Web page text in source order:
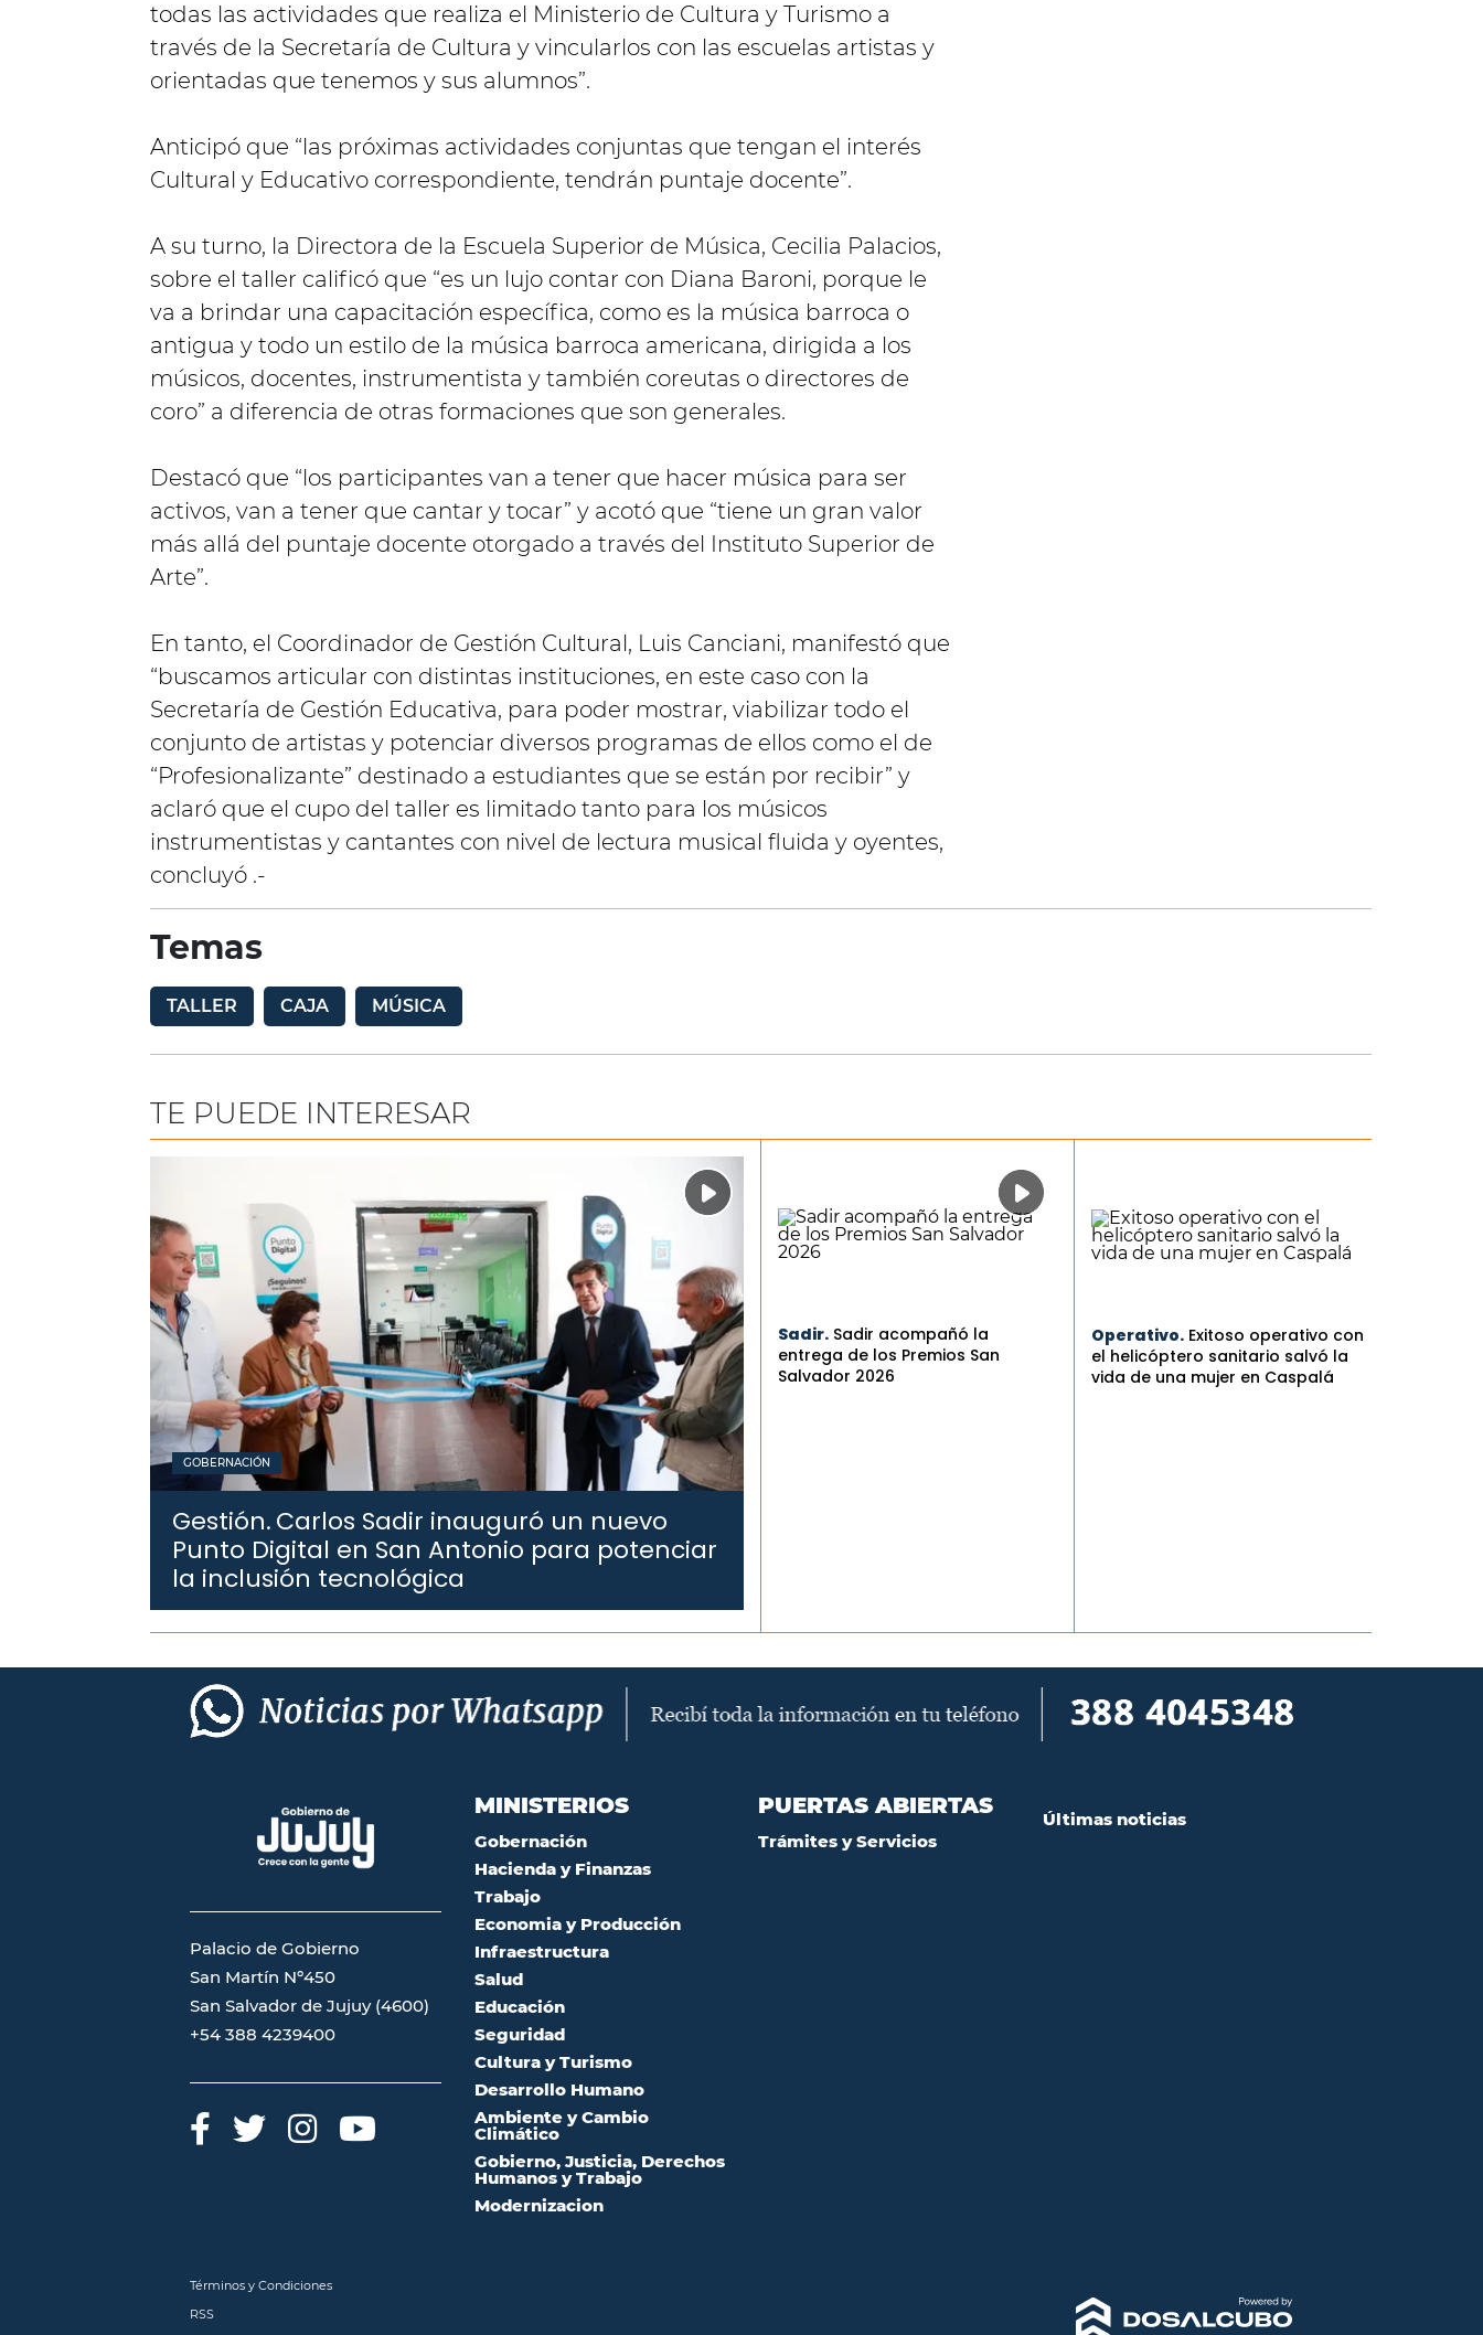
todas las actividades que realiza el Ministerio de Cultura y Turismo a
través de la Secretaría de Cultura y vincularlos con las escuelas artistas y
orientadas que tenemos y sus alumnos”.
Anticipó que “las próximas actividades conjuntas que tengan el interés
Cultural y Educativo correspondiente, tendrán puntaje docente”.
A su turno, la Directora de la Escuela Superior de Música, Cecilia Palacios,
sobre el taller calificó que “es un lujo contar con Diana Baroni, porque le
va a brindar una capacitación específica, como es la música barroca o
antigua y todo un estilo de la música barroca americana, dirigida a los
músicos, docentes, instrumentista y también coreutas o directores de
coro” a diferencia de otras formaciones que son generales.
Destacó que “los participantes van a tener que hacer música para ser
activos, van a tener que cantar y tocar” y acotó que “tiene un gran valor
más allá del puntaje docente otorgado a través del Instituto Superior de
Arte”.
En tanto, el Coordinador de Gestión Cultural, Luis Canciani, manifestó que
“buscamos articular con distintas instituciones, en este caso con la
Secretaría de Gestión Educativa, para poder mostrar, viabilizar todo el
conjunto de artistas y potenciar diversos programas de ellos como el de
“Profesionalizante” destinado a estudiantes que se están por recibir” y
aclaró que el cupo del taller es limitado tanto para los músicos
instrumentistas y cantantes con nivel de lectura musical fluida y oyentes,
concluyó .-
Temas
TALLER CAJA MÚSICA
TE PUEDE INTERESAR
GOBERNACIÓN
Gestión.Carlos Sadir inauguró un nuevo
Punto Digital en San Antonio para potenciar
la inclusión tecnológica
Sadir. Sadir acompañó la
entrega de los Premios San
Salvador 2026
Operativo. Exitoso operativo con
el helicóptero sanitario salvó la
vida de una mujer en Caspalá
Palacio de Gobierno
San Martín Nº450
San Salvador de Jujuy (4600)
+54 388 4239400
MINISTERIOS
Gobernación
Hacienda y Finanzas
Trabajo
Economia y Producción
Infraestructura
Salud
Educación
Seguridad
Cultura y Turismo
Desarrollo Humano
Ambiente y Cambio
Climático
Gobierno, Justicia, Derechos
Humanos y Trabajo
Modernizacion
PUERTAS ABIERTAS
Trámites y Servicios
Últimas noticias
Términos y Condiciones
RSS